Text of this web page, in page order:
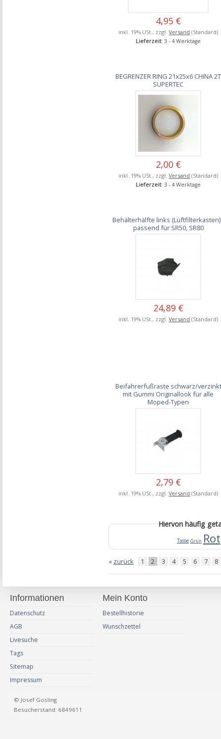
4,95 €
inkl. 19% USt., zzgl.Versand (Standard)
Lieferzeit: 3 - 4 Werktage
BEGRENZER RING 21x25x6 CHINA 2T
SUPERTEC
2,00 €
inkl. 19% USt., zzgl.Versand (Standard)
Lieferzeit: 3 - 4 Werktage
Behälterhälfte links
passend für SR50, SR80
24,89 €
inkl. 19% USt., zzgl.Versand (Standard)
Beifahrerfußraste schwarz/verzinkt
mit Gummi Originallook für alle
Moped-Typen
2,79 €
inkl. 19% USt., zzgl.Versand (Standard)
Hiervon häufig
Tasse Grün Rot
« zurück 1 2 3 4 5 6 7 8
Informationen
Datenschutz
AGB
Livesuche
Tags
Sitemap
Impressum
Mein Konto
Bestellhistorie
Wunschzettel
© Josef Gosling
Besucherstand: 6849611